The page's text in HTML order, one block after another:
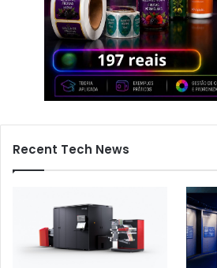
Recent Tech News